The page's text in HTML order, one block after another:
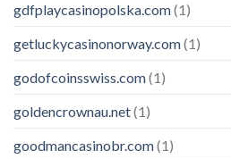
gdfplaycasinopolska.com(1)
getluckycasinonorway.com(1)
godofcoinsswiss.com(1)
goldencrownau.net(1)
goodmancasinobr.com(1)